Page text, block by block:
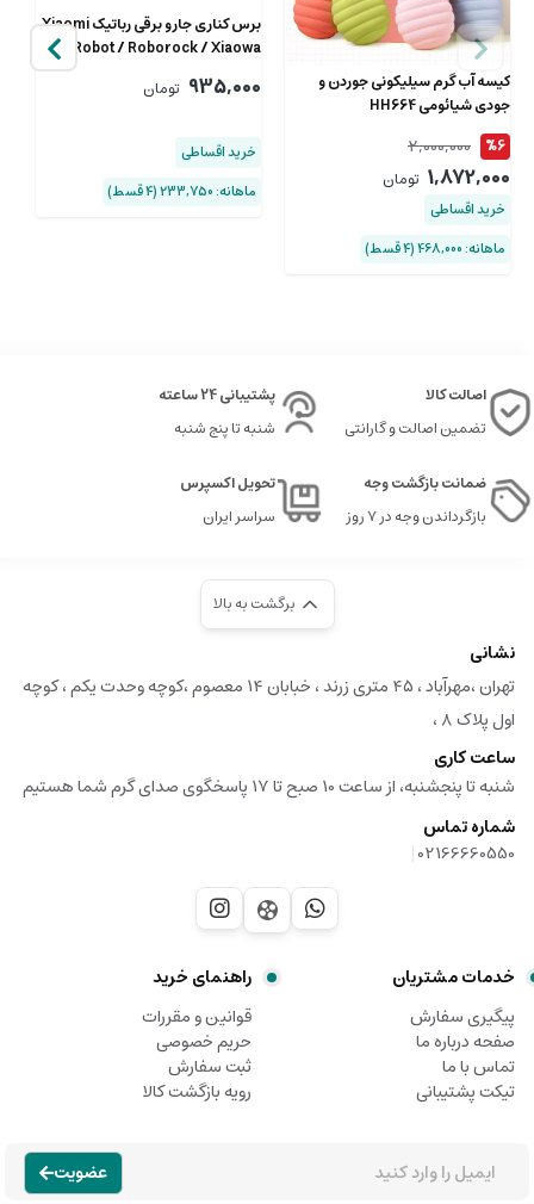
کیسه آب گرم سیلیکونی جوردن و
جودی شیائومی HH664
%6
2,000,000
1,872,000 تومان
خرید اقساطی
ماهانه: 468,000 (۴ قسط)
برس کناری جارو برقی رباتیک Xiaomi
Mi Robot / Roborock / Xiaowa
شیائومی SDBS01RR
935,000 تومان
خرید اقساطی
ماهانه: 233,750 (۴ قسط)
اصالت کالا
تضمین اصالت و گارانتی
پشتیبانی 24 ساعته
شنبه تا پنج شنبه
ضمانت بازگشت وجه
بازگرداندن وجه در ۷ روز
تحویل اکسپرس
سراسر ایران
برگشت به بالا
نشانی
تهران ،مهرآباد ، ۴۵ متری زرند ، خبابان ۱۴ معصوم ،کوچه وحدت یکم ، کوچه
اول پلاک ۸ ،
ساعت کاری
شنبه تا پنجشنبه، از ساعت 10 صبح تا 17 پاسخگوی صدای گرم شما هستیم
شماره تماس
02166660550
|
خدمات مشتریان
پیگیری سفارش
صفحه درباره ما
تماس با ما
تیکت پشتیبانی
راهنمای خرید
قوانین و مقررات
حریم خصوصی
ثبت سفارش
رویه بازگشت کالا
عضویت